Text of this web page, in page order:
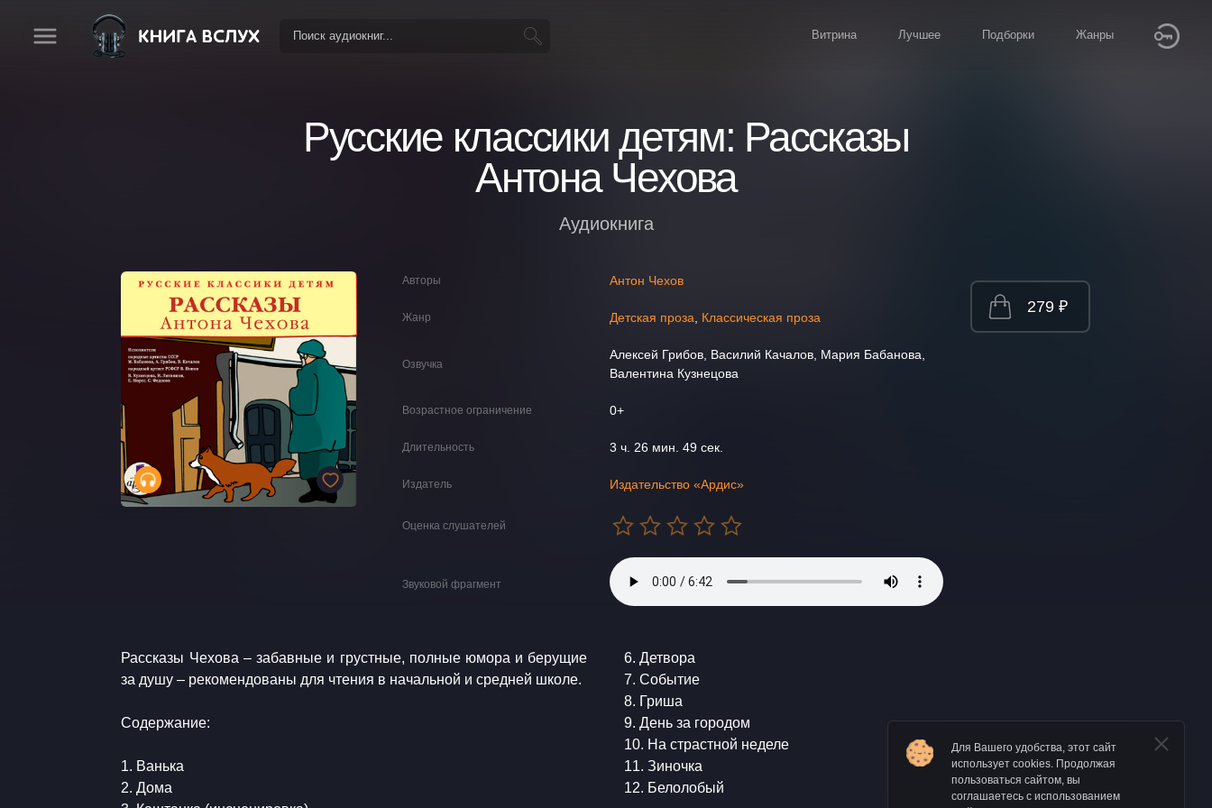
Витрина Лучшее Подборки Жанры
Русские классики детям: Рассказы
Антона Чехова
Аудиокнига
Авторы Антон Чехов
Жанр Детская проза Классическая проза
Озвучка
Алексей Грибов, Василий Качалов, Мария Бабанова,
Валентина Кузнецова
Возрастное ограничение 0+
Длительность 3 ч. 26 мин. 49 сек.
Издатель Издательство «Ардис»
Оценка слушателей
Звуковой фрагмент
279 ₽
Рассказы Чехова – забавные и грустные, полные юмора и берущие
за душу – рекомендованы для чтения в начальной и средней школе.
Содержание:
1. Ванька
2. Дома
6. Детвора
7. Событие
8. Гриша
9. День за городом
10. На страстной неделе
11. Зиночка
12. Белолобый
Для Вашего удобства, этот сайт
использует cookies. Продолжая
пользоваться сайтом, вы
соглашаетесь с использованием